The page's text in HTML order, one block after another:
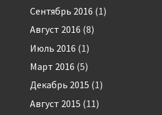
Сентябрь 2016 (1)
Август 2016 (8)
Июль 2016 (1)
Март 2016 (5)
Декабрь 2015 (1)
Август 2015 (11)